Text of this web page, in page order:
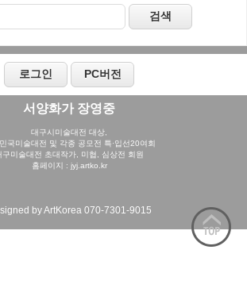
서양화가 장영중​
대구시미술대전 대상,
국미술대전 및 각종 공모전 특·입선20여회
구미술대전 초대작가, 미협, 심상전 회원
홈페이지 : jyj.artko.kr
by ArtKorea 070-7301-9015